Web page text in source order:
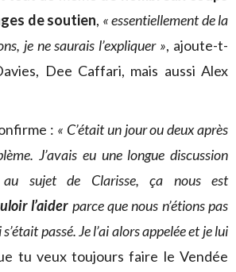
de soutien, « essentiellement de la
je ne saurais l’expliquer », ajoute-t-
Dee Caffari, mais aussi Alex
: « C’était un jour ou deux après
.J’avais eu une longue discussion
sujet de Clarisse, ça nous est
l’aider parce que nous n’étions pas
passé.Je l’ai alorsappelée et je lui
tu veux toujours faire le Vendée